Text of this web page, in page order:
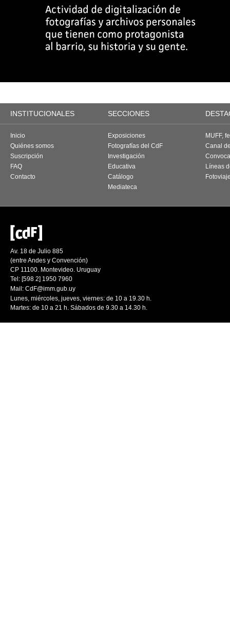
INSTITUCIONALES SECCIONES
Inicio
Quiénes somos
Suscripción
FAQ
Contacto
Exposiciones
Fotografías del CdF
Investigación
Educativa
Catálogo
Mediateca
MUFF,
Canal
Líneas
Av. 18 de Julio 885
(entre Andes y Convención)
CP 11100. Montevideo. Uruguay
Tel: [598 2] 1950 7960
Mail: CdF@imm.gub.uy
Lunes, miércoles, jueves, viernes: de 10 a 19.30 h.
Martes: de 10 a 21 h. Sábados de 9.30 a 14.30 h.